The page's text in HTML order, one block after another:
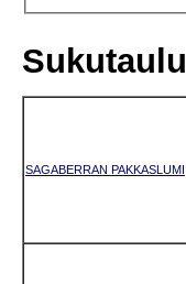
Sukutaulu
SAGABERRAN PAKKASLUMI